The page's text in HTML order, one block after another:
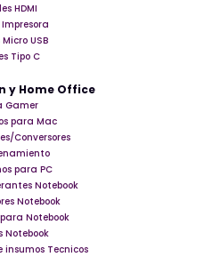
HDMI
USB
Tipo C
y Home Office
Gamer
para Mac
Conversores
para PC
Notebook
Notebook
Notebook
Notebook
Tecnicos